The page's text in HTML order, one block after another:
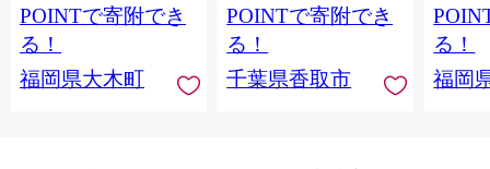
5kg × 2 ゆめつくし】
CY009_01
POINTで寄附でき
る！
福岡県大木町
米マイスター 厳選 予
約 白飯 ※ okome kome
おむすび おにぎり 国
産 飯 おこめ 取り寄せ
POINTで寄附でき
る！
千葉県香取市
る！
福岡